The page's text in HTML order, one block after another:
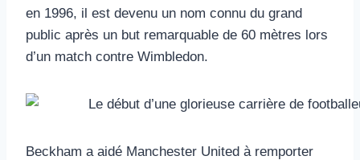
en 1996, il est devenu un nom connu du grand
public après un but remarquable de 60 mètres lors
d’un match contre Wimbledon.
Beckham a aidé Manchester United à remporter